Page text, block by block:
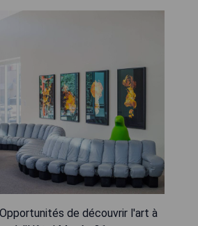
de découvrir l'art à